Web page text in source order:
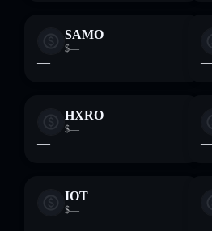
SAMO
$—
—
HXRO
$—
—
IOT
$—
—